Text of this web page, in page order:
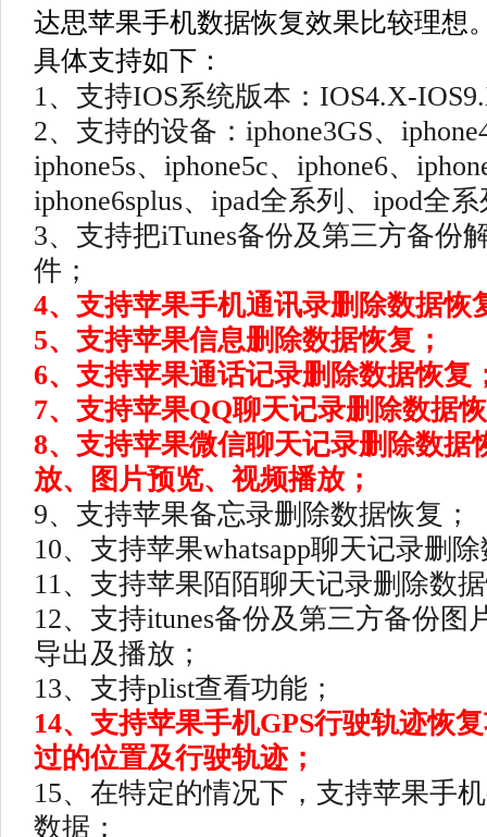
达思苹果手机数据恢复效果比较理想
具体支持如下：
1、支持IOS系统版本：IOS4.X-
2、支持的设备：iphone3GS、
iphone5s、iphone5c、iphone6、
iphone6splus、ipad全系列、ipod全
3、支持把iTunes备份及第三方备份
件；
4、支持苹果手机通讯录删除数据恢
5、支持苹果信息删除数据恢复；
6、支持苹果通话记录删除数据恢复
7、支持苹果QQ聊天记录删除数据
8、支持苹果微信聊天记录删除数据
放、图片预览、视频播放；
9、支持苹果备忘录删除数据恢复；
10、支持苹果whatsapp聊天记录删
11、支持苹果陌陌聊天记录删除数
12、支持itunes备份及第三方备份图
导出及播放；
13、支持plist查看功能；
14、支持苹果手机GPS行驶轨迹恢
过的位置及行驶轨迹；
15、在特定的情况下，支持苹果手
数据；